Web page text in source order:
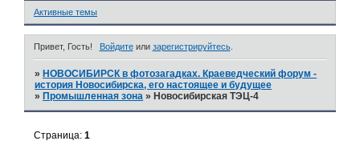
Активные темы
Привет, Гость! Войдитеили зарегистрируйтесь.
» НОВОСИБИРСК в фотозагадках. Краеведческий форум -
история Новосибирска, его настоящее и будущее
» Промышленная зона » Новосибирская ТЭЦ-4
Страница:1